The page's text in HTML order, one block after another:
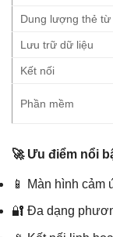
Dung lượng thẻ từ
Lưu trữ dữ liệu
Kết nối
Phần mềm
🚀 Ưu điểm nổi
📱 Màn hình cảm
🔐 Đa dạng